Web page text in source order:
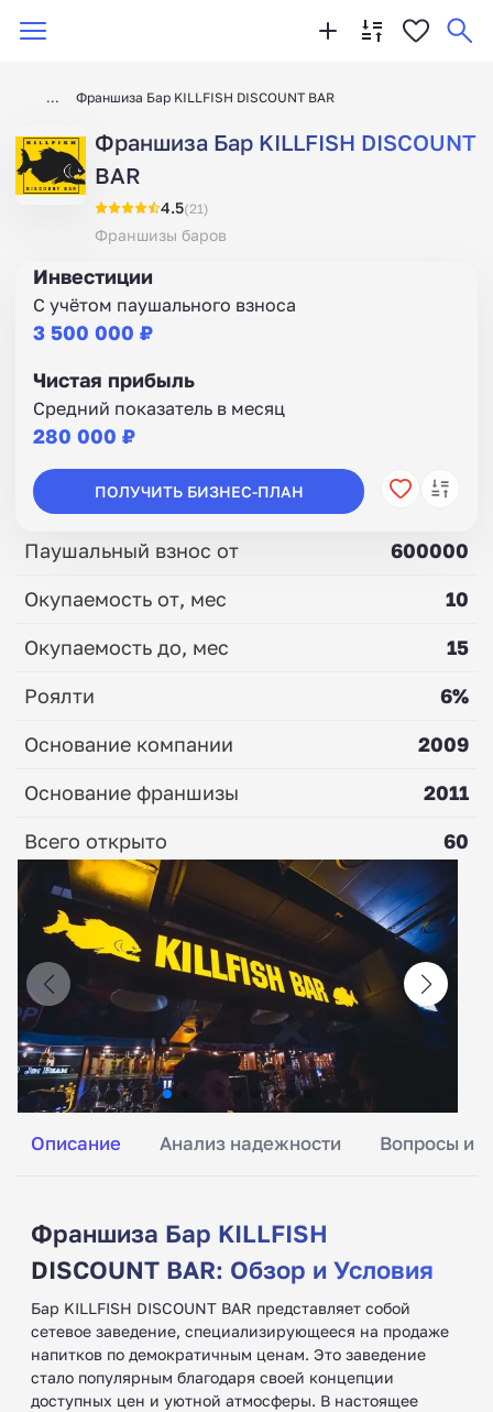
Франшиза Бар KILLFISH DISCOUNT BAR
Франшиза Бар KILLFISH DISCOUNT
BAR
4.5(21)
Франшизы баров
Описание Анализ надежности Вопросы и
Франшиза Бар KILLFISH
DISCOUNT BAR: Обзор и Условия
Бар KILLFISH DISCOUNT BAR представляет собой
сетевое заведение, специализирующееся на продаже
напитков по демократичным ценам. Это заведение
стало популярным благодаря своей концепции
доступных цен и уютной атмосферы. В настоящее
Инвестиции
С учётом паушального взноса
3 500 000 ₽
Чистая прибыль
Средний показатель в месяц
280 000 ₽
ПОЛУЧИТЬ БИЗНЕС-ПЛАН
Паушальный взнос от
600000
Окупаемость от, мес
10
Окупаемость до, мес
15
Роялти
6%
Основание компании
2009
Основание франшизы
2011
Всего открыто
60